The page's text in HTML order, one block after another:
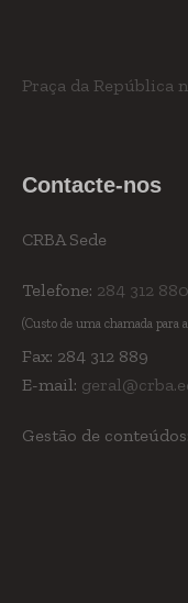
Praça da República
Contacte-nos
CRBA Sede
Telefone: 284 312 880
(Custo de uma chamada para
Fax: 284 312 889
E-mail:
Gestão de